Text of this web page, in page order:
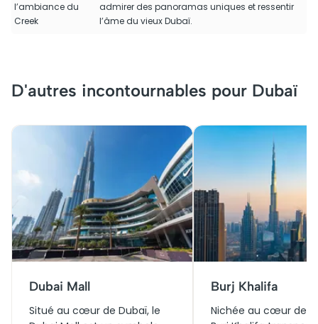
l’ambiance du
Creek
admirer des panoramas uniques et ressentir
l’âme du vieux Dubaï.
D'autres incontournables pour Dubaï
Dubai Mall
Situé au cœur de Dubaï, le
Burj Khalifa
Nichée au cœur de